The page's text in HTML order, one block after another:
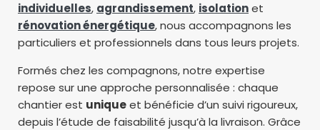
individuelles, agrandissement, isolationet
rénovation énergétique, nous accompagnons les
particuliers et professionnels dans tous leurs projets.
Formés chez les compagnons, notre expertise
repose sur une approche personnalisée : chaque
chantier est uniqueet bénéficie d’un suivi rigoureux,
depuis l’étude de faisabilité jusqu’à la livraison. Grâce